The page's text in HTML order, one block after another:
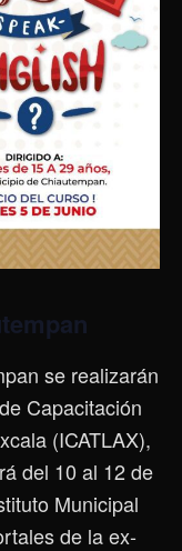
se realizarán
Capacitación
(ICATLAX),
del 10 al 12 de
Municipal
de la ex-